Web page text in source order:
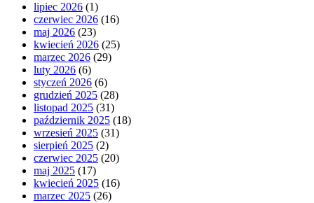
lipiec 2026 (1)
czerwiec 2026 (16)
maj 2026 (23)
kwiecień 2026 (25)
marzec 2026 (29)
luty 2026 (6)
styczeń 2026 (6)
grudzień 2025 (28)
listopad 2025 (31)
październik 2025 (18)
wrzesień 2025 (31)
sierpień 2025 (2)
czerwiec 2025 (20)
maj 2025 (17)
kwiecień 2025 (16)
marzec 2025 (26)